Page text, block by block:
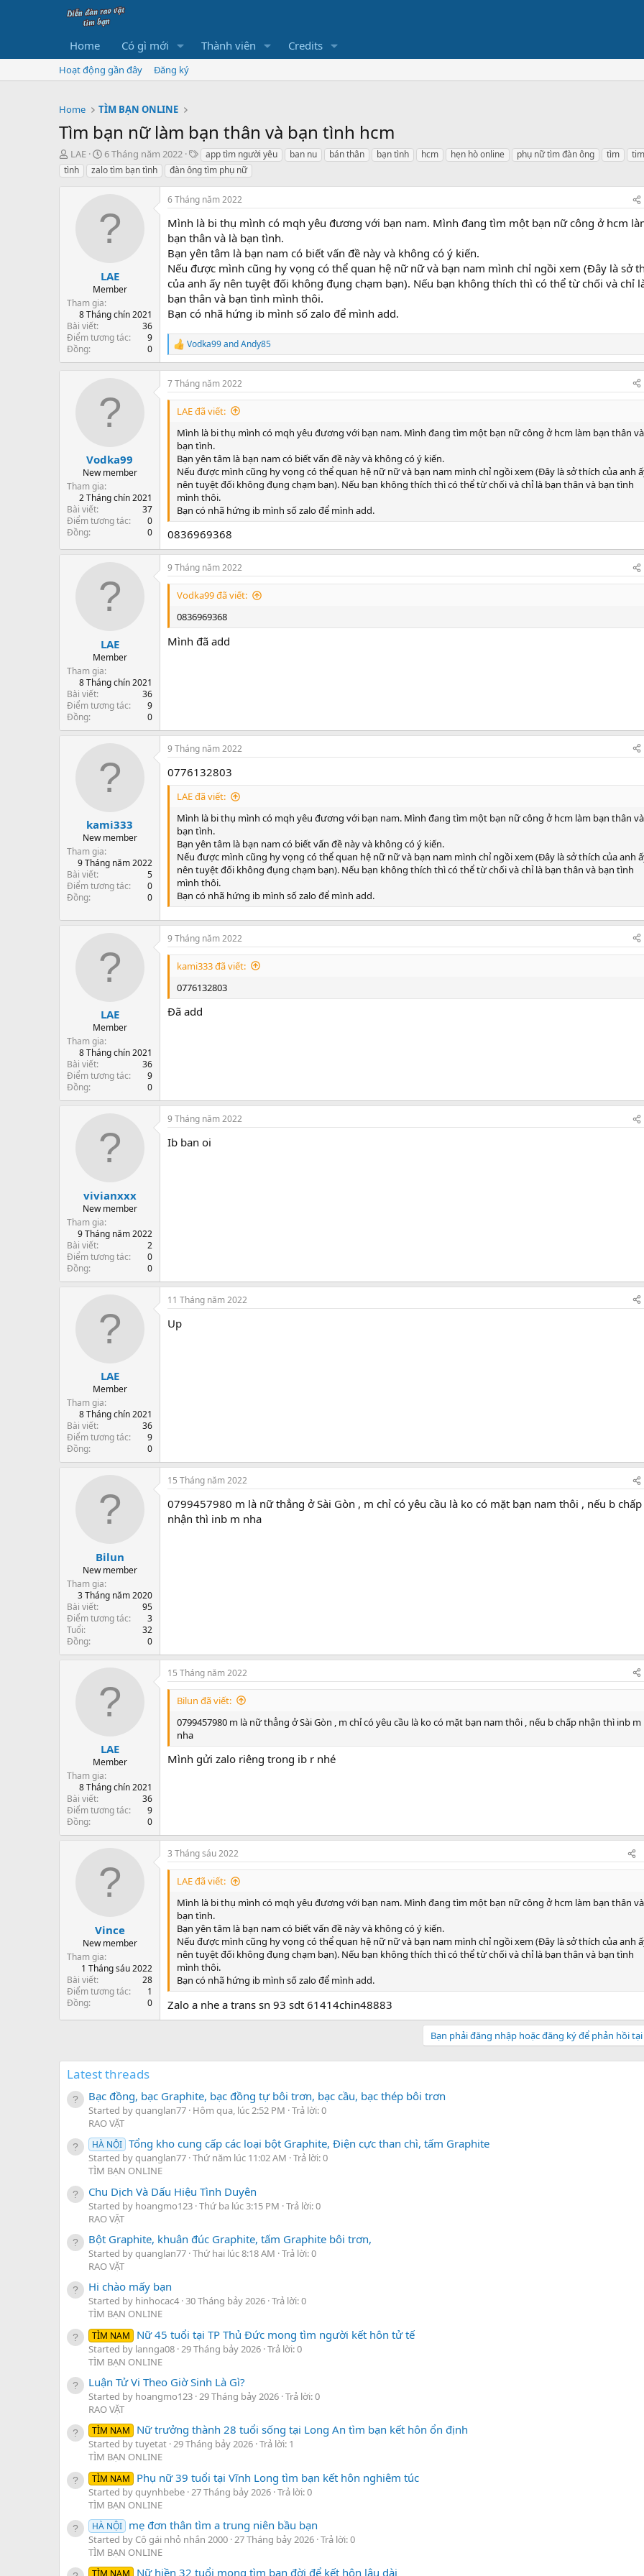
Home Có gì mới Thành viên Credits
Hoạt động gần đây Đăng ký
Home TÌM BẠN ONLINE
Tìm bạn nữ làm bạn thân và bạn tình hcm
B
ắ
t
LAE
N
g
à
ắ
đ
6 Tháng năm 2022
T
h
ẻ
app tìm người yêu ban nu bán thân bạn tình hcm hẹn hò online phụ nữ tìm đàn ông tìm
tình
zalo tìm bạn tình đàn ông tìm phụ nữ
LAE
Member
Tham gia
8 Tháng chín 2021
Bài viết
36
Điểm tương tác
9
Đồng
0
6 Tháng năm 2022
Mình là bi thụ mình có mqh yêu đương với bạn nam. Mình đang tìm một bạn nữ công ở hcm
bạn thân và là bạn tình.
Bạn yên tâm là bạn nam có biết vấn đề này và không có ý kiến.
Nếu được mình cũng hy vọng có thể quan hệ nữ nữ và bạn nam mình chỉ ngồi xem (Đây là sở
của anh ấy nên tuyệt đối không đụng chạm bạn). Nếu bạn không thích thì có thể từ chối và chỉ
bạn thân và bạn tình mình thôi.
Bạn có nhã hứng ib mình số zalo để mình add.
R
e
a
c
t
Vodka99andAndy85
Vodka99
New member
Tham gia
2 Tháng chín 2021
Bài viết
37
Điểm tương tác
0
Đồng
0
7 Tháng năm 2022
LAE đã viết:
Mình là bi thụ mình có mqh yêu đương với bạn nam. Mình đang tìm một bạn nữ công ở hcm làm bạn thân
bạn tình.
Bạn yên tâm là bạn nam có biết vấn đề này và không có ý kiến.
Nếu được mình cũng hy vọng có thể quan hệ nữ nữ và bạn nam mình chỉ ngồi xem (Đây là sở thích của anh
nên tuyệt đối không đụng chạm bạn). Nếu bạn không thích thì có thể từ chối và chỉ là bạn thân và bạn tình
mình thôi.
Bạn có nhã hứng ib mình số zalo để mình add.
0836969368
LAE
Member
Tham gia
8 Tháng chín 2021
Bài viết
36
Điểm tương tác
9
Đồng
0
9 Tháng năm 2022
Vodka99 đã viết:
0836969368
Mình đã add
kami333
New member
Tham gia
9 Tháng năm 2022
Bài viết
5
Điểm tương tác
0
Đồng
0
9 Tháng năm 2022
0776132803
LAE đã viết:
Mình là bi thụ mình có mqh yêu đương với bạn nam. Mình đang tìm một bạn nữ công ở hcm làm bạn thân
bạn tình.
Bạn yên tâm là bạn nam có biết vấn đề này và không có ý kiến.
Nếu được mình cũng hy vọng có thể quan hệ nữ nữ và bạn nam mình chỉ ngồi xem (Đây là sở thích của anh
nên tuyệt đối không đụng chạm bạn). Nếu bạn không thích thì có thể từ chối và chỉ là bạn thân và bạn tình
mình thôi.
Bạn có nhã hứng ib mình số zalo để mình add.
LAE
Member
Tham gia
8 Tháng chín 2021
Bài viết
36
Điểm tương tác
9
Đồng
0
9 Tháng năm 2022
kami333 đã viết:
0776132803
Đã add
vivianxxx
New member
Tham gia
9 Tháng năm 2022
Bài viết
2
Điểm tương tác
0
Đồng
0
9 Tháng năm 2022
Ib ban oi
LAE
Member
Tham gia
8 Tháng chín 2021
Bài viết
36
Điểm tương tác
9
Đồng
0
11 Tháng năm 2022
Up
Bilun
New member
Tham gia
3 Tháng năm 2020
Bài viết
95
Điểm tương tác
3
Tuổi
32
Đồng
0
15 Tháng năm 2022
0799457980 m là nữ thẳng ở Sài Gòn , m chỉ có yêu cầu là ko có mặt bạn nam thôi , nếu b chấp
nhận thì inb m nha
LAE
Member
Tham gia
8 Tháng chín 2021
Bài viết
36
Điểm tương tác
9
Đồng
0
15 Tháng năm 2022
Bilun đã viết:
0799457980 m là nữ thẳng ở Sài Gòn , m chỉ có yêu cầu là ko có mặt bạn nam thôi , nếu b chấp nhận thì inb m
nha
Mình gửi zalo riêng trong ib r nhé
Vince
New member
Tham gia
1 Tháng sáu 2022
Bài viết
28
Điểm tương tác
1
Đồng
0
3 Tháng sáu 2022
LAE đã viết:
Mình là bi thụ mình có mqh yêu đương với bạn nam. Mình đang tìm một bạn nữ công ở hcm làm bạn thân
bạn tình.
Bạn yên tâm là bạn nam có biết vấn đề này và không có ý kiến.
Nếu được mình cũng hy vọng có thể quan hệ nữ nữ và bạn nam mình chỉ ngồi xem (Đây là sở thích của anh
nên tuyệt đối không đụng chạm bạn). Nếu bạn không thích thì có thể từ chối và chỉ là bạn thân và bạn tình
mình thôi.
Bạn có nhã hứng ib mình số zalo để mình add.
Zalo a nhe a trans sn 93 sdt 61414chin48883
Bạn phải đăng nhập hoặc đăng ký để phản hồi tại
Latest threads
Bạc đồng, bạc Graphite, bạc đồng tự bôi trơn, bạc cầu, bạc thép bôi trơn
Started by quanglan77 Hôm qua, lúc 2:52 PM Trả lời: 0
RAO VẶT
HÀ NỘI Tổng kho cung cấp các loại bột Graphite, Điện cực than chì, tấm Graphite
Started by quanglan77 Thứ năm lúc 11:02 AM Trả lời: 0
TÌM BẠN ONLINE
Chu Dịch Và Dấu Hiệu Tình Duyên
Started by hoangmo123 Thứ ba lúc 3:15 PM Trả lời: 0
RAO VẶT
Bột Graphite, khuân đúc Graphite, tấm Graphite bôi trơn,
Started by quanglan77 Thứ hai lúc 8:18 AM Trả lời: 0
RAO VẶT
Hi chào mấy bạn
Started by hinhocac4 30 Tháng bảy 2026 Trả lời: 0
TÌM BẠN ONLINE
TÌM NAM Nữ 45 tuổi tại TP Thủ Đức mong tìm người kết hôn tử tế
Started by lannga08 29 Tháng bảy 2026 Trả lời: 0
TÌM BẠN ONLINE
Luận Tử Vi Theo Giờ Sinh Là Gì?
Started by hoangmo123 29 Tháng bảy 2026 Trả lời: 0
RAO VẶT
TÌM NAM Nữ trưởng thành 28 tuổi sống tại Long An tìm bạn kết hôn ổn định
Started by tuyetat 29 Tháng bảy 2026 Trả lời: 1
TÌM BẠN ONLINE
TÌM NAM Phụ nữ 39 tuổi tại Vĩnh Long tìm bạn kết hôn nghiêm túc
Started by quynhbebe 27 Tháng bảy 2026 Trả lời: 0
TÌM BẠN ONLINE
HÀ NỘI mẹ đơn thân tìm a trung niên bầu bạn
Started by Cô gái nhỏ nhắn 2000 27 Tháng bảy 2026 Trả lời: 0
TÌM BẠN ONLINE
Nữ hiền 32 tuổi mong tìm bạn đời để kết hôn lâu dài